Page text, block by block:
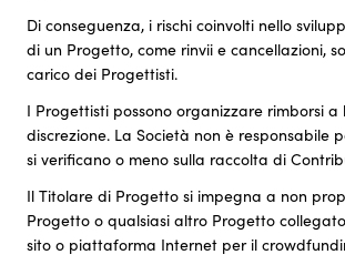
Di conseguenza, i rischi coinvolti nello
di un Progetto, come rinvii e cancellazioni,
carico dei Progettisti.
I Progettisti possono organizzare rimborsi a
discrezione. La Società non è responsabile
si verificano o meno sulla raccolta di
Il Titolare di Progetto si impegna a non
Progetto o qualsiasi altro Progetto
sito o piattaforma Internet per il